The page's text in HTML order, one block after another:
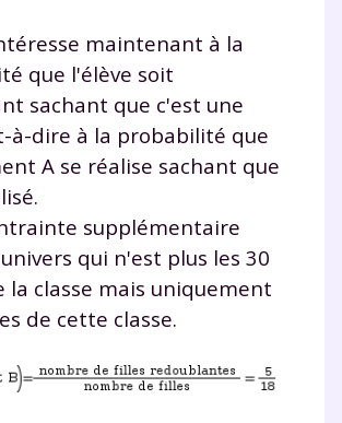
maintenant à la
que l'élève soit
sachant que c'est une
à-dire à la probabilité que
A se réalise sachant que
supplémentaire
qui n'est plus les 30
la classe mais uniquement
de cette classe.